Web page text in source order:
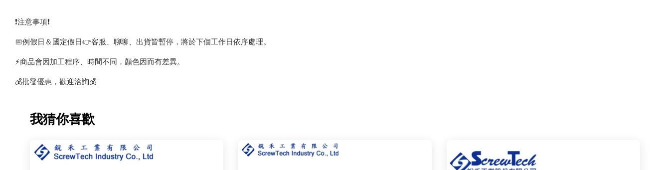
❗️注意事項❗️
📅例假日＆國定假日👉客服、聊聊、出貨皆暫停，將於下個工作日依序處理。
⚡️商品會因加工程序、時間不同，顏色因而有差異。
💰批發優惠，歡迎洽詢💰
我猜你喜歡